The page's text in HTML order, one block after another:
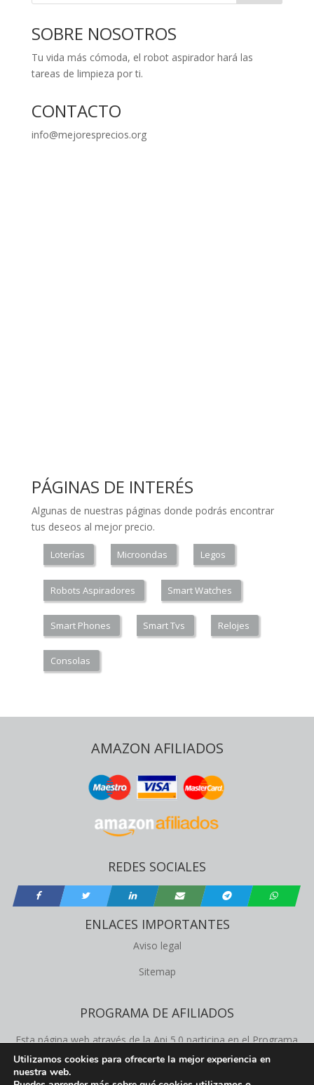
SOBRE NOSOTROS
Tu vida más cómoda, el robot aspirador hará las
tareas de limpieza por ti.
CONTACTO
info@mejoresprecios.org
PÁGINAS DE INTERÉS
Algunas de nuestras páginas donde podrás encontrar
tus deseos al mejor precio.
Loterías Microondas Legos
Robots Aspiradores Smart Watches
Smart Phones Smart Tvs Relojes
Consolas
AMAZON AFILIADOS
REDES SOCIALES
ENLACES IMPORTANTES
Aviso legal
Sitemap
PROGRAMA DE AFILIADOS
Esta página web através de la Api 5.0 participa en el Programa
de Afiliados de Amazon Product Advertising, este programa
permite a los propietários de la web obtener comisiones de
Utilizamos cookies para ofrecerte la mejor experiencia en
nuestra web.